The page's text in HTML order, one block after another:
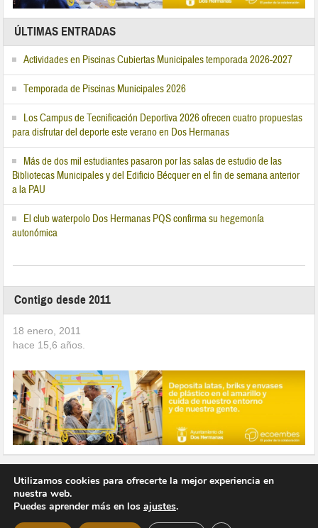
ÚLTIMAS ENTRADAS
Actividades en Piscinas Cubiertas Municipales temporada 2026-2027
Temporada de Piscinas Municipales 2026
Los Campus de Tecnificación Deportiva 2026 ofrecen cuatro propuestas
para disfrutar del deporte este verano en Dos Hermanas
Más de dos mil estudiantes pasaron por las salas de estudio de las
Bibliotecas Municipales y del Edificio Bécquer en el fin de semana anterior
a la PAU
El club waterpolo Dos Hermanas PQS confirma su hegemonía
autonómica
Contigo desde 2011
18 enero, 2011
hace 15,6 años.
Utilizamos cookies para ofrecerte la mejor experiencia en
nuestra web.
Puedes aprender más en los ajustes.